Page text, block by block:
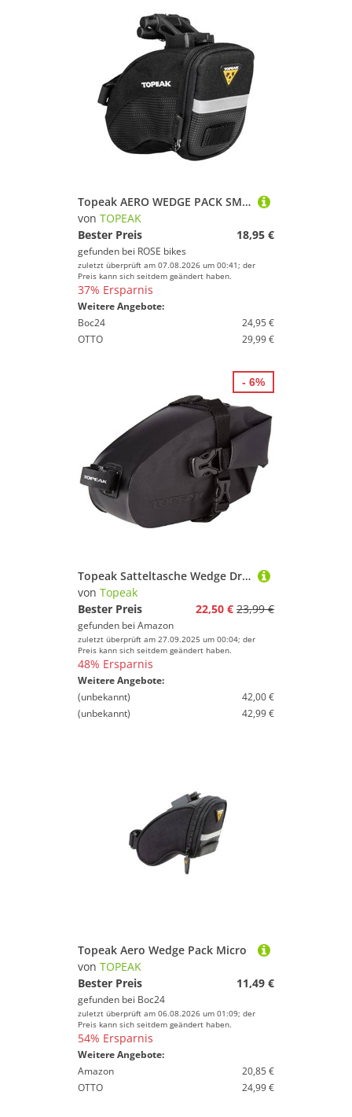
Topeak AERO WEDGE PACK SMALL Satteltasche
von TOPEAK
Bester Preis
18,95 €
gefunden bei ROSE bikes
zuletzt überprüft am 07.08.2026 um 00:41; der
Preis kann sich seitdem geändert haben.
37% Ersparnis
Weitere Angebote:
Boc24
24,95 €
OTTO
29,99 €
Topeak Satteltasche Wedge DryBag Strap Mount, Black, 23 x 11 x 13 cm, 1.5 Liter, TT9819B
von Topeak
Bester Preis
22,50 € 23,99 €
gefunden bei Amazon
zuletzt überprüft am 27.09.2025 um 00:04; der
Preis kann sich seitdem geändert haben.
48% Ersparnis
Weitere Angebote:
(unbekannt)
42,00 €
(unbekannt)
42,99 €
- 6%
Topeak Aero Wedge Pack Micro
von TOPEAK
Bester Preis
11,49 €
gefunden bei Boc24
zuletzt überprüft am 06.08.2026 um 01:09; der
Preis kann sich seitdem geändert haben.
54% Ersparnis
Weitere Angebote:
Amazon
20,85 €
OTTO
24,99 €